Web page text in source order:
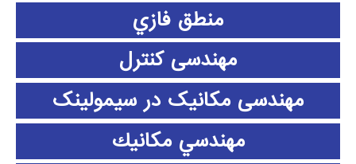
منطق فازي
مهندسی کنترل
مهندسی مکانیک در سیمولینک
مهندسي مكانيك